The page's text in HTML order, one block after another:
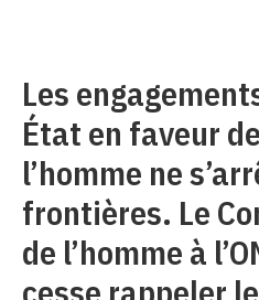
Les
État en faveur
l’homme ne
frontières. Le
de l’homme à